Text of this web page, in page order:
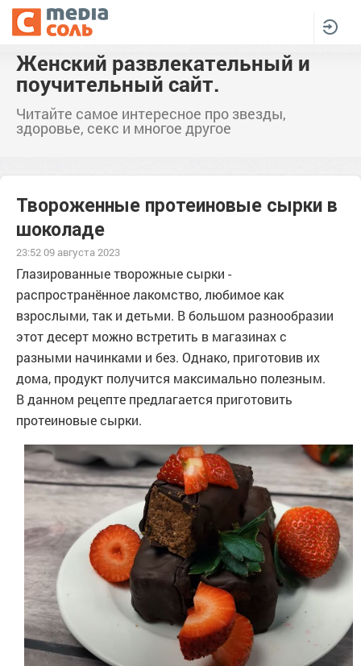
Женский развлекательный и
поучительный сайт.
Читайте самое интересное про звезды,
здоровье, секс и многое другое
Твороженные протеиновые сырки в
шоколаде
23:52 09 августа 2023
Глазированные творожные сырки -
распространённое лакомство, любимое как
взрослыми, так и детьми. В большом разнообразии
этот десерт можно встретить в магазинах с
разными начинками и без. Однако, приготовив их
дома, продукт получится максимально полезным.
В данном рецепте предлагается приготовить
протеиновые сырки.